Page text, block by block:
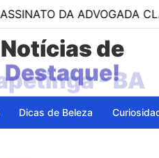
ADVOGADA CLÁUDIA
Notícias de
- BA
Dicas de Beleza